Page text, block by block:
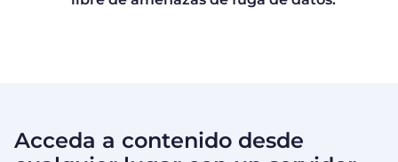
Acceda a contenido desde